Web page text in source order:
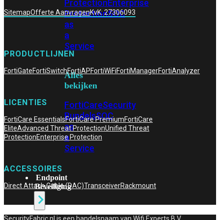
ProtectionEnterprise
ProtectionSOC
as
a
Service
Alles
bekijken
FortiCareSecurity
BundelsSOC
as
a
Service
Endpoint
Beveiliging
SitemapOfferte AanvragenKvK: 27306093
PRODUCTLIJNEN
FortiGateFortiSwitchFortiAPFortiWiFiFortiManagerFortiAnalyzer
LICENTIES
FortiCare EssentialsFortiCare PremiumFortiCare
EliteAdvanced Threat ProtectionUnified Threat
ProtectionEnterprise Protection
ACCESSOIRES
Direct Attach Cable (DAC)TransceiverRackmount